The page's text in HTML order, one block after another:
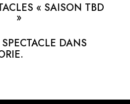
« SAISON TBD
»
DANS